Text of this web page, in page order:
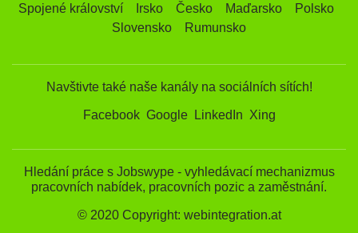
Spojené království
Irsko Česko Maďarsko
Polsko
Slovensko
Rumunsko
Navštivte také naše kanály na sociálních sítích!
Facebook Google LinkedIn Xing
Hledání práce s Jobswype - vyhledávací mechanizmus
pracovních nabídek, pracovních pozic a zaměstnání.
© 2020 Copyright: webintegration.at